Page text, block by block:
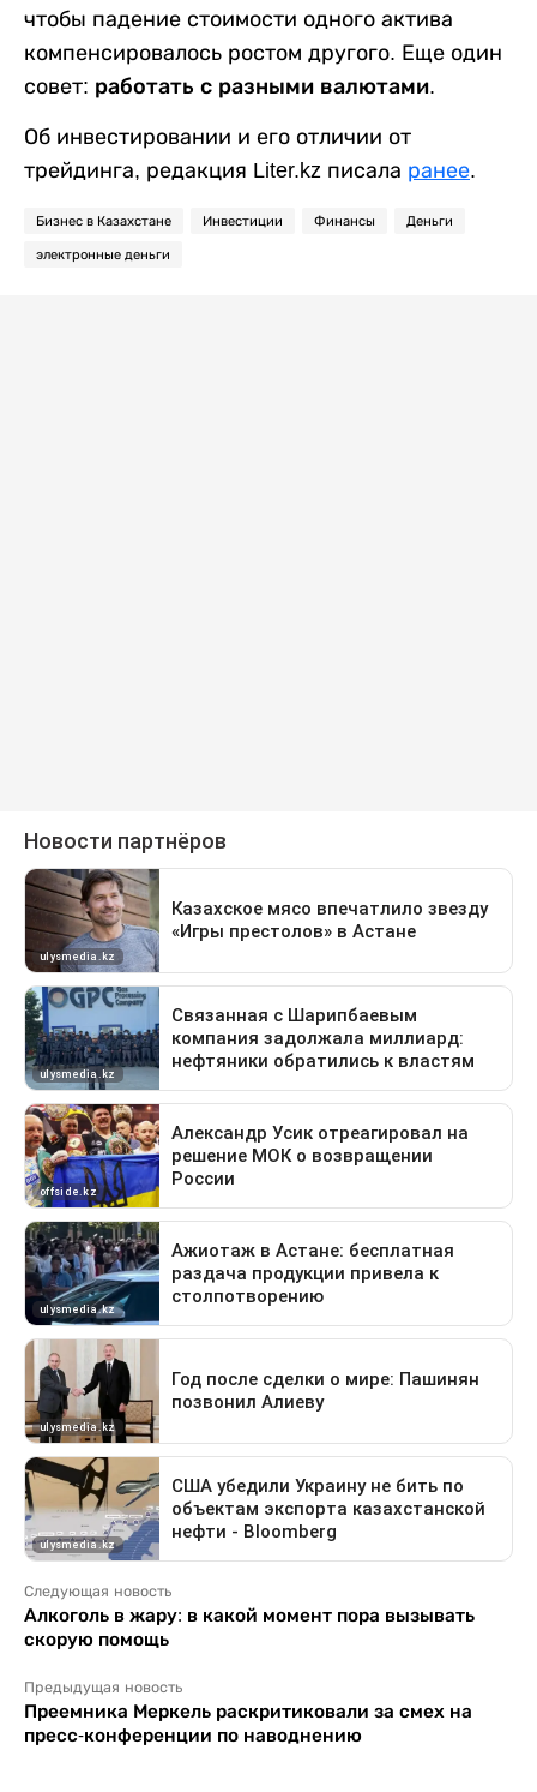
чтобы падение стоимости одного актива
компенсировалось ростом другого. Еще один
совет: работать с разными валютами.
Об инвестировании и его отличии от
трейдинга, редакция Liter.kz писала ранее.
Бизнес в Казахстане Инвестиции Финансы Деньги
электронные деньги
Следующая новость
Алкоголь в жару: в какой момент пора вызывать
скорую помощь
Предыдущая новость
Преемника Меркель раскритиковали за смех на
пресс-конференции по наводнению